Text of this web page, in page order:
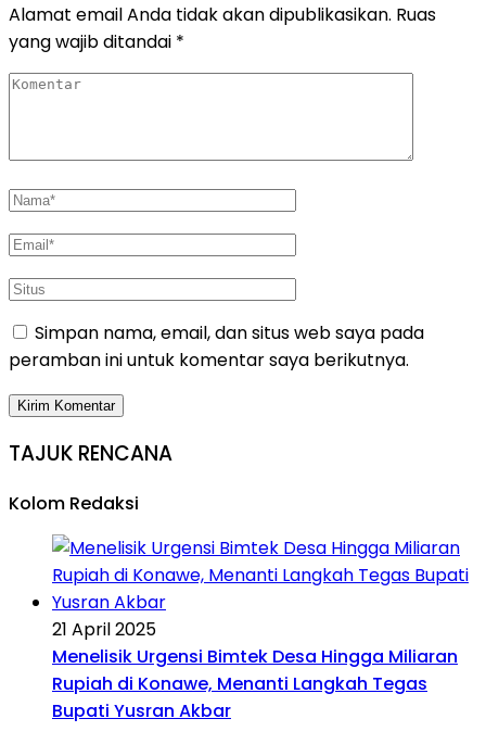
Alamat email Anda tidak akan dipublikasikan. Ruas
yang wajib ditandai *
Simpan nama, email, dan situs web saya pada
peramban ini untuk komentar saya berikutnya.
TAJUK RENCANA
Kolom Redaksi
21 April 2025
Menelisik Urgensi Bimtek Desa Hingga Miliaran
Rupiah di Konawe, Menanti Langkah Tegas
Bupati Yusran Akbar